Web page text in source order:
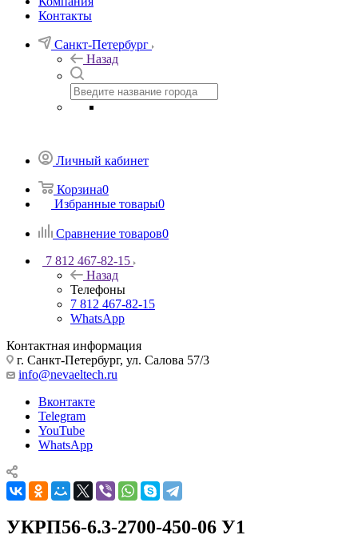
Контакты
Санкт-Петербург
Назад
Личный кабинет
Корзина0
Избранные товары0
Сравнение товаров0
7 812 467-82-15
Назад
Телефоны
7 812 467-82-15
WhatsApp
Контактная информация
г. Санкт-Петербург, ул. Салова 57/3
info@nevaeltech.ru
Вконтакте
Telegram
YouTube
WhatsApp
УКРП56-6.3-2700-450-06 У1